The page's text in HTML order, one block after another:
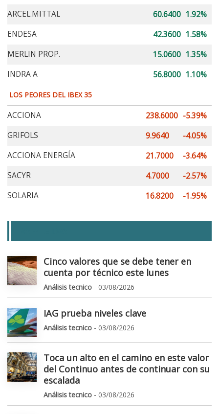
ARCEL.MITTAL
60.6400 1.92%
ENDESA
42.3600 1.58%
MERLIN PROP.
15.0600 1.35%
INDRA A
56.8000 1.10%
LOS PEORES DEL IBEX 35
ACCIONA 238.6000 -5.39%
GRIFOLS
9.9640
-4.05%
ACCIONA ENERGÍA
21.7000
-3.64%
SACYR
4.7000
-2.57%
SOLARIA
16.8200 -1.95%
Cinco valores que se debe tener en
cuenta por técnico este lunes
Análisis tecnico - 03/08/2026
IAG prueba niveles clave
Análisis tecnico - 03/08/2026
Toca un alto en el camino en este valor
del Continuo antes de continuar con su
escalada
Análisis tecnico - 03/08/2026